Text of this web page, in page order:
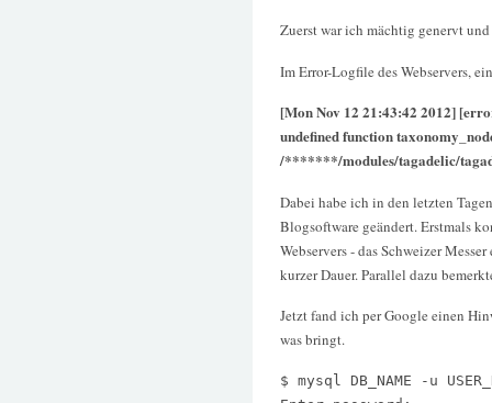
Zuerst war ich mächtig genervt
Im Error-Logfile des Webservers,
[Mon Nov 12 21:43:42 2012]
undefined function
/*******/modules/tagadelic/
Dabei habe ich in den letzten
Blogsoftware geändert. Erstmals
Webservers - das Schweizer
kurzer Dauer. Parallel dazu
Jetzt fand ich per Google einen
was bringt.
$ mysql DB_NAME -u